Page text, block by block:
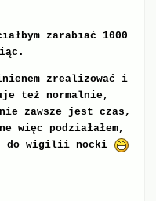
zarabiać 1000
zrealizować i
też normalnie,
zawsze jest czas,
więc podziałałem,
do wigilii nocki